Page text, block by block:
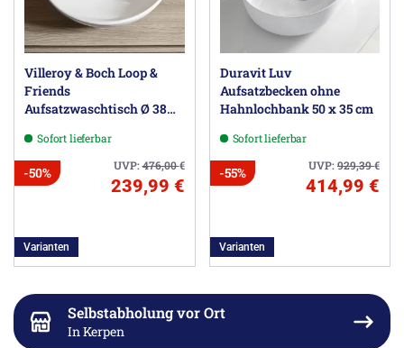
Villeroy & Boch Loop &
Friends
Aufsatzwaschtisch Ø 38
Sofort lieferbar
UVP:476,00€
-50%
239,99 €
Varianten
Duravit Luv
Aufsatzbecken ohne
Hahnlochbank 50 x 35 cm
Sofort lieferbar
UVP:929,39€
-55%
414,99 €
Varianten
Selbstabholung vor Ort
In Kerpen